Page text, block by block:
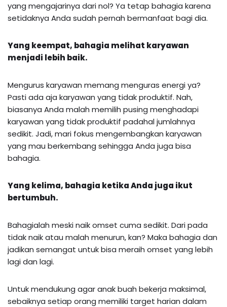
yang mengajarinya dari nol? Ya tetap bahagia karena
setidaknya Anda sudah pernah bermanfaat bagi dia.
Yang keempat, bahagia melihat karyawan
menjadi lebih baik.
Mengurus karyawan memang menguras energi ya?
Pasti ada aja karyawan yang tidak produktif. Nah,
biasanya Anda malah memilih pusing menghadapi
karyawan yang tidak produktif padahal jumlahnya
sedikit. Jadi, mari fokus mengembangkan karyawan
yang mau berkembang sehingga Anda juga bisa
bahagia.
Yang kelima, bahagia ketika Anda juga ikut
bertumbuh.
Bahagialah meski naik omset cuma sedikit. Dari pada
tidak naik atau malah menurun, kan? Maka bahagia dan
jadikan semangat untuk bisa meraih omset yang lebih
lagi dan lagi.
Untuk mendukung agar anak buah bekerja maksimal,
sebaiknya setiap orang memiliki target harian dalam